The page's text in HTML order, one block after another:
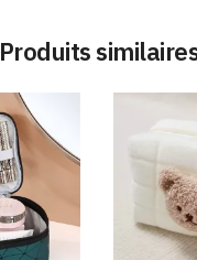
Produits